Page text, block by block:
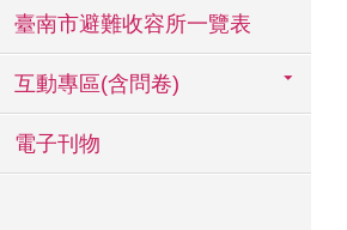
臺南市避難收容所一覽表
互動專區(含問卷)
電子刊物